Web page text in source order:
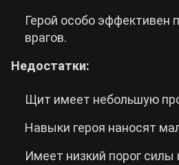
Герой особо эффективен
врагов.
Недостатки:
Щит имеет небольшую
Навыки героя наносят
Имеет низкий порог силы